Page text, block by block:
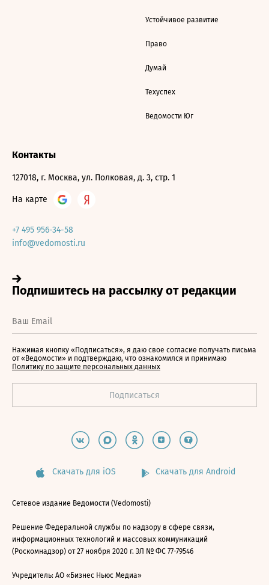
Устойчивое развитие
Право
Думай
Техуспех
Ведомости Юг
Контакты
127018, г. Москва, ул. Полковая, д. 3, стр. 1
На карте
+7 495 956-34-58
info@vedomosti.ru
Нажимая кнопку «Подписаться», я даю свое согласие получать письма
от «Ведомости» и подтверждаю, что ознакомился и принимаю
Политику по защите персональных данных
Скачать для iOS Скачать для Android
Сетевое издание Ведомости (Vedomosti)
Решение Федеральной службы по надзору в сфере связи,
информационных технологий и массовых коммуникаций
(Роскомнадзор) от 27 ноября 2020 г. ЭЛ № ФС 77-79546
Учредитель: АО «Бизнес Ньюс Медиа»